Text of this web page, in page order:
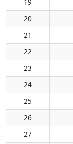
19
20
21
22
23
24
25
26
27